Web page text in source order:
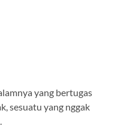
yang bertugas
sesuatu yang nggak